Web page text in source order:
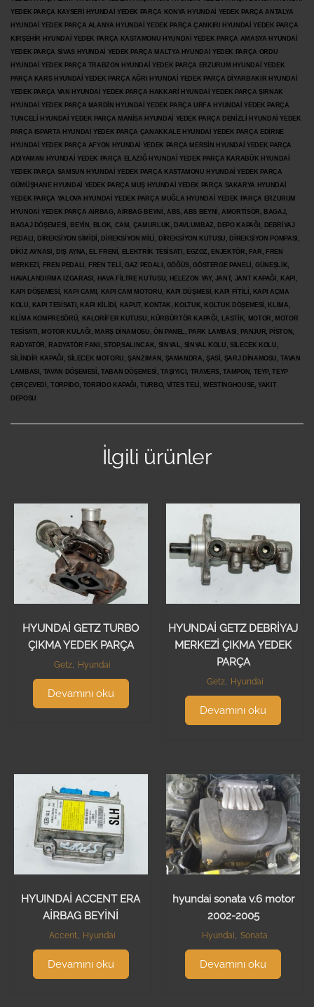
YEDEK PARÇA KAYSERİ HYUNDAİ YEDEK PARÇA KONYA HYUNDAİ YEDEK PARÇA ANTALYA
HYUNDAİ YEDEK PARÇA ALANYA HYUNDAİ YEDEK PARÇA ÇANKIRI HYUNDAİ YEDEK PARÇA
KIRŞEHİR HYUNDAİ YEDEK PARÇA KASTAMONU HYUNDAİ YEDEK PARÇA AMASYA HYUNDAİ
YEDEK PARÇA SİVAS HYUNDAİ YEDEK PARÇA MALTYA HYUNDAİ YEDEK PARÇA ORDU
HYUNDAİ YEDEK PARÇA TRABZON HYUNDAİ YEDEK PARÇA ERZURUM HYUNDAİ YEDEK
PARÇA KARS HYUNDAİ YEDEK PARÇA AĞRI HYUNDAİ YEDEK PARÇA DİYARBAKIR HYUNDAİ
YEDEK PARÇA VAN HYUNDAİ YEDEK PARÇA HAKKARİ HYUNDAİ YEDEK PARÇA ŞIRNAK
HYUNDAİ YEDEK PARÇA MARDİN HYUNDAİ YEDEK PARÇA URFA HYUNDAİ YEDEK PARÇA
TUNCELİ HYUNDAİ YEDEK PARÇA MANİSA HYUNDAİ YEDEK PARÇA DENİZLİ HYUNDAİ YEDEK
PARÇA ISPARTA HYUNDAİ YEDEK PARÇA ÇANAKKALE HYUNDAİ YEDEK PARÇA EDİRNE
HYUNDAİ YEDEK PARÇA AFYON HYUNDAİ YEDEK PARÇA MERSİN HYUNDAİ YEDEK PARÇA
ADIYAMAN HYUNDAİ YEDEK PARÇA ELAZIĞ HYUNDAİ YEDEK PARÇA KARABÜK HYUNDAİ
YEDEK PARÇA SAMSUN HYUNDAİ YEDEK PARÇA KASTAMONU HYUNDAİ YEDEK PARÇA
GÜMÜŞHANE HYUNDAİ YEDEK PARÇA MUŞ HYUNDAİ YEDEK PARÇA SAKARYA HYUNDAİ
YEDEK PARÇA YALOVA HYUNDAİ YEDEK PARÇA MUĞLA HYUNDAİ YEDEK PARÇA ERZURUM
HYUNDAİ YEDEK PARÇA AİRBAG, AİRBAG BEYNİ, ABS, ABS BEYNİ, AMORTİSÖR, BAGAJ,
BAGAJ DÖŞEMESİ, BEYİN, BLOK, CAM, ÇAMURLUK, DAVLUMBAZ, DEPO KAPAĞI, DEBRİYAJ
PEDALI, DİREKSİYON SİMİDİ, DİREKSİYON MİLİ, DİREKSİYON KUTUSU, DİREKSİYON POMPASI,
DİKİZ AYNASI, DIŞ AYNA, EL FRENİ, ELEKTRİK TESİSATI, EGZOZ, ENJEKTÖR, FAR, FREN
MERKEZİ, FREN PEDALI, FREN TELİ, GAZ PEDALI, GÖĞÜS, GÖSTERGE PANELİ, GÜNEŞLİK,
HAVALANDIRMA IZGARASI, HAVA FİLTRE KUTUSU, HELEZON YAY, JANT, JANT KAPAĞI, KAPI,
KAPI DÖŞEMESİ, KAPI CAMI, KAPI CAM MOTORU, KAPI DÜŞMESİ, KAPI FİTİLİ, KAPI AÇMA
KOLU, KAPI TESİSATI, KAPI KİLİDİ, KAPUT, KONTAK, KOLTUK, KOLTUK DÖŞEMESİ, KLİMA,
KLİMA KOMPRESÖRÜ, KALORİFER KUTUSU, KÜRBÜRTÖR KAPAĞI, LASTİK, MOTOR, MOTOR
TESİSATI, MOTOR KULAĞI, MARŞ DİNAMOSU, ÖN PANEL, PARK LAMBASI, PANJUR, PİSTON,
RADYATÖR, RADYATÖR FANI, STOP,SALINCAK, SİNYAL, SİNYAL KOLU, SİLECEK KOLU,
SİLİNDİR KAPAĞI, SİLECEK MOTORU, ŞANZIMAN, ŞAMANDRA, ŞASİ, ŞARJ DİNAMOSU, TAVAN
LAMBASI, TAVAN DÖŞEMESİ, TABAN DÖŞEMESİ, TAŞIYICI, TRAVERS, TAMPON, TEYP, TEYP
ÇERÇEVEDİ, TORPİDO, TORPİDO KAPAĞI, TURBO, VİTES TELİ, WESTİNGHOUSE, YAKIT
DEPOSU
İlgili ürünler
HYUNDAİ GETZ TURBO
ÇIKMA YEDEK PARÇA
Getz, Hyundai
Devamını oku
HYUNDAİ GETZ DEBRİYAJ
MERKEZİ ÇIKMA YEDEK
PARÇA
Getz, Hyundai
Devamını oku
HYUINDAİ ACCENT ERA
AİRBAG BEYİNİ
Accent, Hyundai
Devamını oku
hyundai sonata v.6 motor
2002-2005
Hyundai, Sonata
Devamını oku